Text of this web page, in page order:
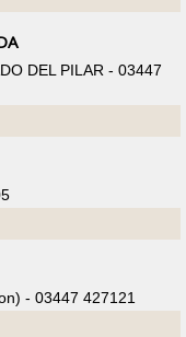
DEL PILAR - 03447
- 03447 427121